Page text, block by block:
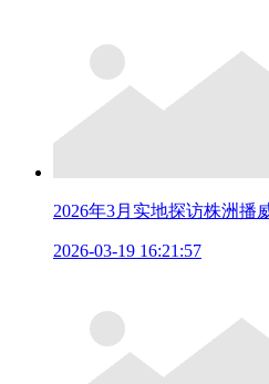
2026年3月实地探访株洲播
2026-03-19 16:21:57